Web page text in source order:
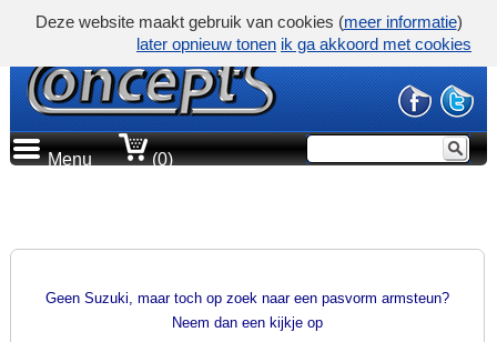
Menu (0)
Geen Suzuki, maar toch op zoek naar een pasvorm armsteun?
Neem dan een kijkje op
Deze website maakt gebruik van cookies (meer informatie)
later opnieuw tonen ik ga akkoord met cookies